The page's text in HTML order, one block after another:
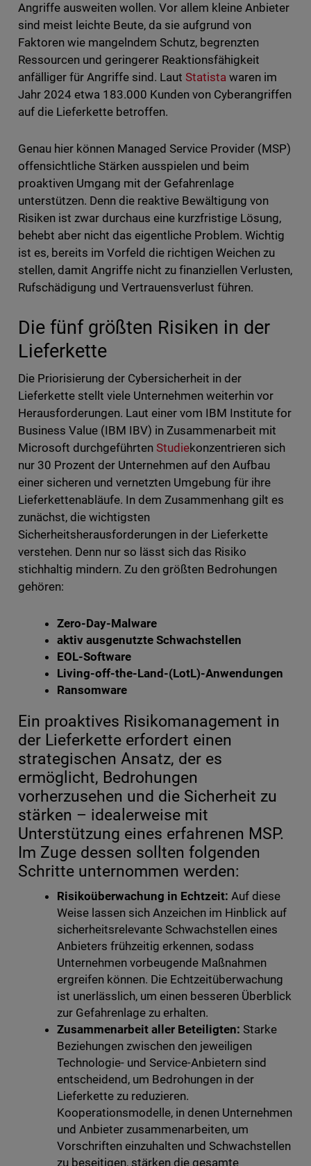
Angriffe ausweiten wollen. Vor allem kleine Anbieter
sind meist leichte Beute, da sie aufgrund von
Faktoren wie mangelndem Schutz, begrenzten
Ressourcen und geringerer Reaktionsfähigkeit
anfälliger für Angriffe sind. LautStatista waren im
Jahr 2024 etwa 183.000 Kunden von Cyberangriffen
auf die Lieferkette betroffen.
Genau hier können Managed Service Provider (MSP)
offensichtliche Stärken ausspielen und beim
proaktiven Umgang mit der Gefahrenlage
unterstützen. Denn die reaktive Bewältigung von
Risiken ist zwar durchaus eine kurzfristige Lösung,
behebt aber nicht das eigentliche Problem. Wichtig
ist es, bereits im Vorfeld die richtigen Weichen zu
stellen, damit Angriffe nicht zu finanziellen Verlusten,
Rufschädigung und Vertrauensverlust führen.
Die fünf größten Risiken in der
Lieferkette
Die Priorisierung der Cybersicherheit in der
Lieferkette stellt viele Unternehmen weiterhin vor
Herausforderungen. Laut einer vom IBM Institute for
Business Value (IBM IBV) in Zusammenarbeit mit
Microsoft durchgeführten Studiekonzentrieren sich
nur 30 Prozent der Unternehmen auf den Aufbau
einer sicheren und vernetzten Umgebung für ihre
Lieferkettenabläufe. In dem Zusammenhang gilt es
zunächst, die wichtigsten
Sicherheitsherausforderungen in der Lieferkette
verstehen. Denn nur so lässt sich das Risiko
stichhaltig mindern. Zu den größten Bedrohungen
gehören:
Zero-Day-Malware
aktiv ausgenutzte Schwachstellen
EOL-Software
Living-off-the-Land-(LotL)-Anwendungen
Ransomware
Ein proaktives Risikomanagement in
der Lieferkette erfordert einen
strategischen Ansatz, der es
ermöglicht, Bedrohungen
vorherzusehen und die Sicherheit zu
stärken – idealerweise mit
Unterstützung eines erfahrenen MSP.
Im Zuge dessen sollten folgenden
Schritte unternommen werden:
Risikoüberwachung in Echtzeit: Auf diese
Weise lassen sich Anzeichen im Hinblick auf
sicherheitsrelevante Schwachstellen eines
Anbieters frühzeitig erkennen, sodass
Unternehmen vorbeugende Maßnahmen
ergreifen können. Die Echtzeitüberwachung
ist unerlässlich, um einen besseren Überblick
zur Gefahrenlage zu erhalten.
Zusammenarbeit aller Beteiligten: Starke
Beziehungen zwischen den jeweiligen
Technologie- und Service-Anbietern sind
entscheidend, um Bedrohungen in der
Lieferkette zu reduzieren.
Kooperationsmodelle, in denen Unternehmen
und Anbieter zusammenarbeiten, um
Vorschriften einzuhalten und Schwachstellen
zu beseitigen, stärken die gesamte